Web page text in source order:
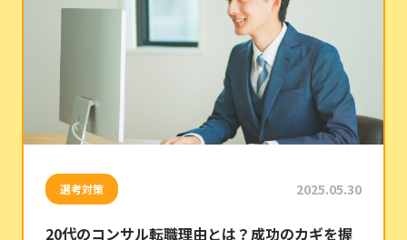
選考対策 2025.05.30
20代のコンサル転職理由とは？成功のカギを握